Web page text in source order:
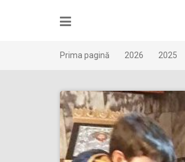
Prima pagină 2026 2025